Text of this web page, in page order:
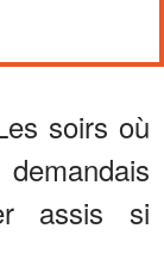
soirs où
assis si